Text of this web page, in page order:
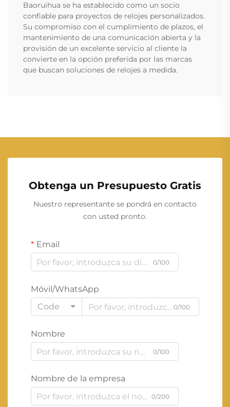
Baoruihua se ha establecido como un socio
confiable para proyectos de relojes personalizados.
Su compromiso con el cumplimiento de plazos, el
mantenimiento de una comunicación abierta y la
provisión de un excelente servicio al cliente la
convierte en la opción preferida por las marcas
que buscan soluciones de relojes a medida.
Obtenga un Presupuesto Gratis
Nuestro representante se pondrá en contacto
con usted pronto.
Email
0/100
Móvil/WhatsApp
Code
0/100
Nombre
0/100
Nombre de la empresa
0/200